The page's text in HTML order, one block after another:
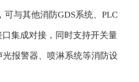
可与其他消防GDS系统、PLC
集成对接，同时支持开关量
报警器、喷淋系统等消防设